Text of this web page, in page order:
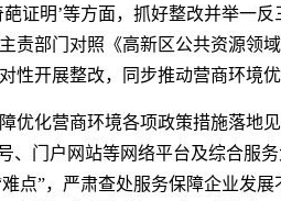
葩证明’等方面，抓好整改并举一
责部门对照《高新区公共资源领
性开展整改，同步推动营商环境优
优化营商环境各项政策措施落地
、门户网站等网络平台及综合服
难点”，严肃查处服务保障企业发